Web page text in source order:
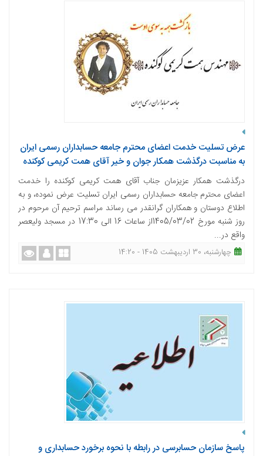
عرض تسلیت خدمت اعضای محترم جامعه حسابداران رسمی ایران
به مناسبت درگذشت همکار جوان و خیر آقای همت کریمی کوکنده
درگذشت همکار عزیزمان جناب آقای همت کریمی کوکنده را خدمت
اعضای محترم جامعه حسابداران رسمی ایران تسلیت عرض نموده، و به
اطلاع دوستان و همکاران گرانقدر می رساند مراسم ترحیم آن مرحوم در
روز شنبه مورخ 1405/03/02از ساعات 16 الی 17:30 در مسجد ولیعصر
واقع در...
چهارشنبه، 30 اردیبهشت 1405 - 14:20
پاسخ سازمان حسابرسی در رابطه با نحوه برخورد حسابداری و